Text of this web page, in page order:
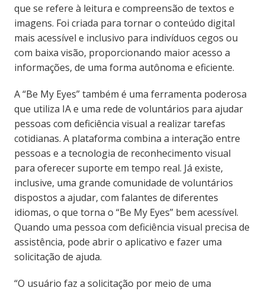
que se refere à leitura e compreensão de textos e
imagens. Foi criada para tornar o conteúdo digital
mais acessível e inclusivo para indivíduos cegos ou
com baixa visão, proporcionando maior acesso a
informações, de uma forma autônoma e eficiente.
A “Be My Eyes” também é uma ferramenta poderosa
que utiliza IA e uma rede de voluntários para ajudar
pessoas com deficiência visual a realizar tarefas
cotidianas. A plataforma combina a interação entre
pessoas e a tecnologia de reconhecimento visual
para oferecer suporte em tempo real. Já existe,
inclusive, uma grande comunidade de voluntários
dispostos a ajudar, com falantes de diferentes
idiomas, o que torna o “Be My Eyes” bem acessível.
Quando uma pessoa com deficiência visual precisa de
assistência, pode abrir o aplicativo e fazer uma
solicitação de ajuda.
“O usuário faz a solicitação por meio de uma